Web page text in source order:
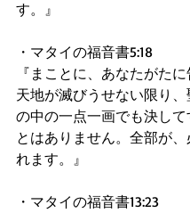
す。』
・マタイの福音書5:18
『まことに、あなたがたに
天地が滅びうせない限り
の中の一点一画でも決して
とはありません。全部が、
れます。』
・マタイの福音書13:23